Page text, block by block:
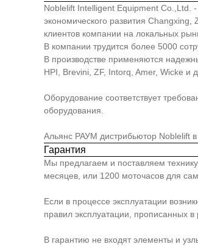
Noblelift Intelligent Equipment Co.,Ltd. -
экономического развития
клиентов компании на локальных
В компании трудится более 5000
В производстве применяются
HPI, Brevini, ZF, Intorq, Amer, Wicke и
Оборудование соответствует
оборудования.
Альянс РАУМ дистрибьютор Noblelift в
Гарантия
Мы предлагаем и поставляем
месяцев, или 1200 моточасов для
Если в процессе эксплуатации
правил эксплуатации, прописанных в
В гарантию не входят элементы и